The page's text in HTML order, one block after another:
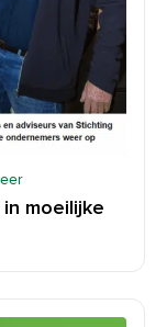
moeilijke